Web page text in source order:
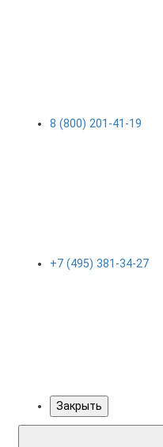
8 (800) 201-41-19
+7 (495) 381-34-27
Закрыть